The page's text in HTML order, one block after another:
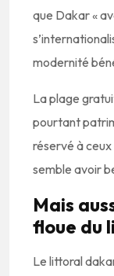
que Dakar «
modernité
La plage
pourtant
réservé à
semble avoir
Mais
floue du
Le littoral